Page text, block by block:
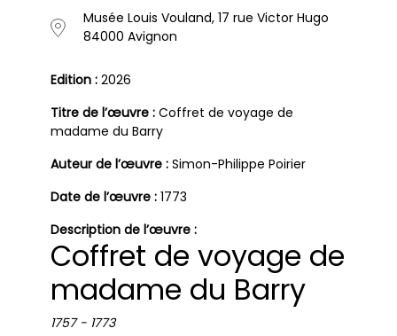
Musée Louis Vouland, 17 rue Victor Hugo
84000 Avignon
Edition : 2026
Titre de l’œuvre : Coffret de voyage de
madame du Barry
Auteur de l’œuvre : Simon-Philippe Poirier
Date de l’œuvre : 1773
Description de l’œuvre :
Coffret de voyage de
madame du Barry
1757 - 1773